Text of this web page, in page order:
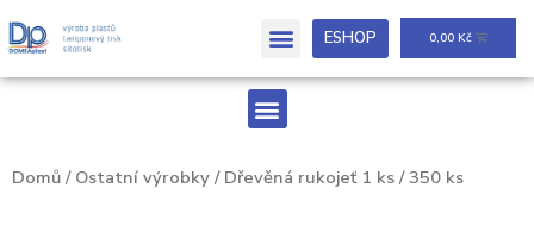
ESHOP 0,00 Kč
Domů / Ostatní výrobky / Dřevěná rukojeť 1 ks / 350 ks